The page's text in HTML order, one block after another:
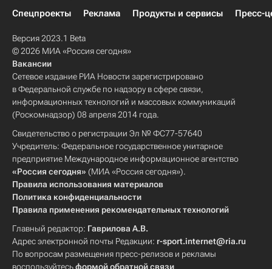
Спецпроекты
Реклама Продукты и сервисы Пресс-
Версия 2023.1 Beta
© 2026 МИА «Россия сегодня»
Вакансии
Сетевое издание РИА Новости зарегистрировано
в Федеральной службе по надзору в сфере связи,
информационных технологий и массовых коммуникаций
(Роскомнадзор) 08 апреля 2014 года.
Свидетельство о регистрации Эл № ФС77-57640
Учредитель: Федеральное государственное унитарное
предприятие Международное информационное агентство
«Россия сегодня» (МИА «Россия сегодня»).
Правила использования материалов
Политика конфиденциальности
Правила применения рекомендательных технологий
Главный редактор: Гаврилова А.В.
Адрес электронной почты Редакции: r-sport.internet@ria.ru
По вопросам размещения пресс-релизов и рекламы
воспользуйтесьформой обратной связи